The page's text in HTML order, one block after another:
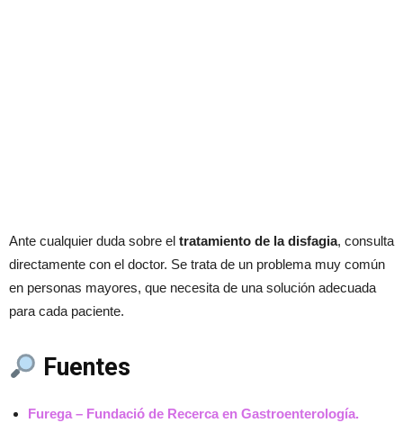
Ante cualquier duda sobre el tratamiento de la disfagia, consulta
directamente con el doctor. Se trata de un problema muy común
en personas mayores, que necesita de una solución adecuada
para cada paciente.
Fuentes
Furega – Fundació de Recerca en Gastroenterología.